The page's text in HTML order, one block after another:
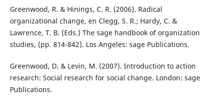
Greenwood, R. & Hinings, C. R. (2006). Radical
organizational change, en Clegg, S. R.; Hardy, C. &
Lawrence, T. B. (Eds.) The sage handbook of organization
studies, (pp. 814-842). Los Angeles: sage Publications.
Greenwood, D. & Levin, M. (2007). Introduction to action
research: Social research for social change. London: sage
Publications.